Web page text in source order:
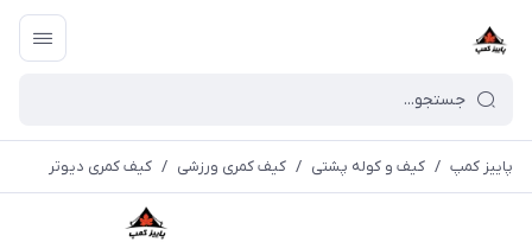
پاییز کمپ / کیف و کوله پشتی / کیف کمری ورزشی / کیف کمری دیوتر